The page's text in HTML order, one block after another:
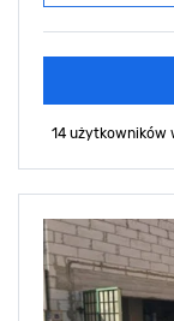
14 użytkowników